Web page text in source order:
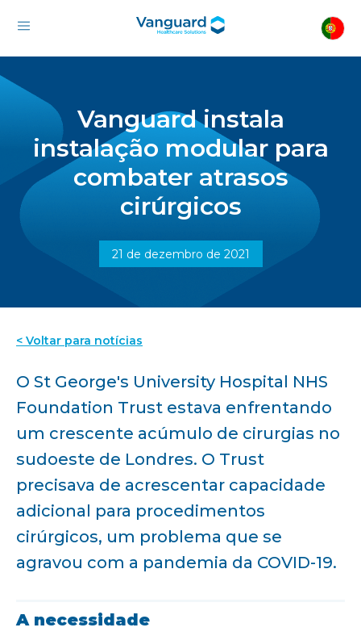
Vanguard instala
instalação modular para
combater atrasos
cirúrgicos
21 de dezembro de 2021
< Voltar para notícias
O St George's University Hospital NHS
Foundation Trust estava enfrentando
um crescente acúmulo de cirurgias no
sudoeste de Londres. O Trust
precisava de acrescentar capacidade
adicional para procedimentos
cirúrgicos, um problema que se
agravou com a pandemia da COVID-19.
A necessidade